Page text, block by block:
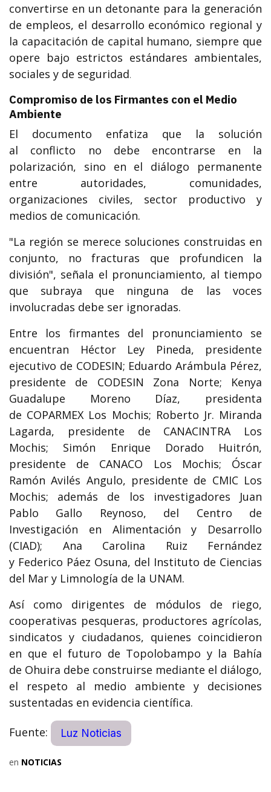
convertirse en un detonante para la generación
de empleos, el desarrollo económico regional y
la capacitación de capital humano, siempre que
opere bajo estrictos estándares ambientales,
sociales y de seguridad.
Compromiso de los Firmantes con el Medio
Ambiente
El documento enfatiza que la solución
al conflicto no debe encontrarse en la
polarización, sino en el diálogo permanente
entre autoridades, comunidades,
organizaciones civiles, sector productivo y
medios de comunicación.
"La región se merece soluciones construidas en
conjunto, no fracturas que profundicen la
división", señala el pronunciamiento, al tiempo
que subraya que ninguna de las voces
involucradas debe ser ignoradas.
Entre los firmantes del pronunciamiento se
encuentran Héctor Ley Pineda, presidente
ejecutivo de CODESIN; Eduardo Arámbula Pérez,
presidente de CODESIN Zona Norte; Kenya
Guadalupe Moreno Díaz, presidenta
de COPARMEX Los Mochis; Roberto Jr. Miranda
Lagarda, presidente de CANACINTRA Los
Mochis; Simón Enrique Dorado Huitrón,
presidente de CANACO Los Mochis; Óscar
Ramón Avilés Angulo, presidente de CMIC Los
Mochis; además de los investigadores Juan
Pablo Gallo Reynoso, del Centro de
Investigación en Alimentación y Desarrollo
(CIAD); Ana Carolina Ruiz Fernández
y Federico Páez Osuna, del Instituto de Ciencias
del Mar y Limnología de la UNAM.
Así como dirigentes de módulos de riego,
cooperativas pesqueras, productores agrícolas,
sindicatos y ciudadanos, quienes coincidieron
en que el futuro de Topolobampo y la Bahía
de Ohuira debe construirse mediante el diálogo,
el respeto al medio ambiente y decisiones
sustentadas en evidencia científica.
Fuente: Luz Noticias
en NOTICIAS